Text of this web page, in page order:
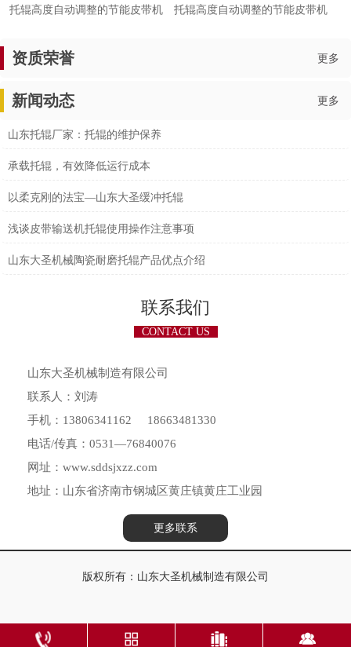
托辊高度自动调整的节能皮带机 托辊高度自动调整的节能皮带机
资质荣誉 更多
新闻动态 更多
山东托辊厂家：托辊的维护保养
承载托辊，有效降低运行成本
以柔克刚的法宝—山东大圣缓冲托辊
浅谈皮带输送机托辊使用操作注意事项
山东大圣机械陶瓷耐磨托辊产品优点介绍
联系我们
CONTACT US
山东大圣机械制造有限公司
联系人：刘涛
手机：13806341162 18663481330
电话/传真：0531—76840076
网址：www.sddsjxzz.com
地址：山东省济南市钢城区黄庄镇黄庄工业园
更多联系
版权所有：山东大圣机械制造有限公司